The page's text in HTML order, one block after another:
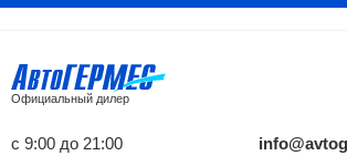
Официальный дилер
с 9:00 до 21:00